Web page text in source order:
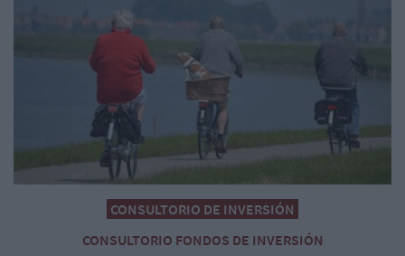
CONSULTORIO DE INVERSIÓN
CONSULTORIO FONDOS DE INVERSIÓN